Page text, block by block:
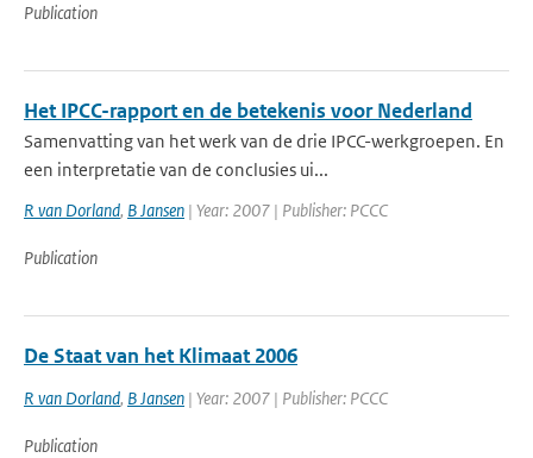
Publication
Het IPCC-rapport en de betekenis voor Nederland
Samenvatting van het werk van de drie IPCC-werkgroepen. En
een interpretatie van de conclusies ui...
R van Dorland, B Jansen | Year: 2007 | Publisher: PCCC
Publication
De Staat van het Klimaat 2006
R van Dorland, B Jansen | Year: 2007 | Publisher: PCCC
Publication